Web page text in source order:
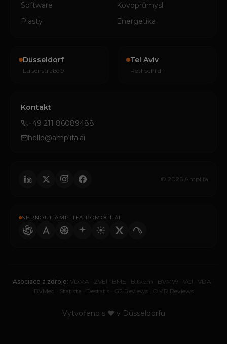
Software
Kovoprůmysl
Plasty
Energetika
Düsseldorf
Luisenstraße 9
Tel Aviv
Rothschild 1
Kontakt
+49 211 86089488
hello@amplifa.ai
© 2026 Amplifa
SHRNOUT AMPLIFA POMOCÍ AI
Asociace a zdroje: VDMA ZVEI BME Bitkom BVMW VCI VDA
BVMed
Statista Destatis· G2 Reviews· OMR Reviews
Vytvořeno s ♥ v Düsseldorfu